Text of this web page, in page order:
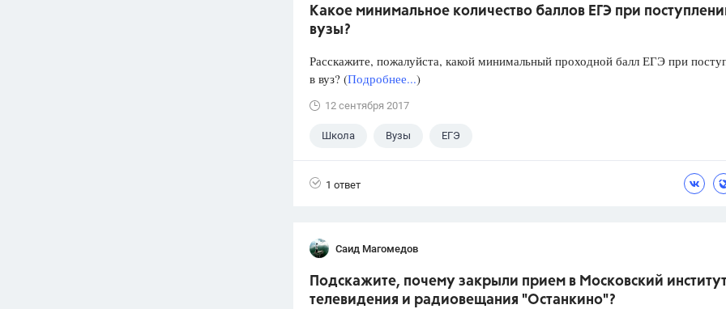
Какое минимальное количество баллов ЕГЭ при
вузы?
Расскажите, пожалуйста, какой минимальный проходной балл ЕГЭ при
в вуз? (Подробнее...)
12 сентября 2017
Школа Вузы ЕГЭ
1 ответ
Саид Магомедов
Подскажите, почему закрыли прием в Московский
телевидения и радиовещания "Останкино"?